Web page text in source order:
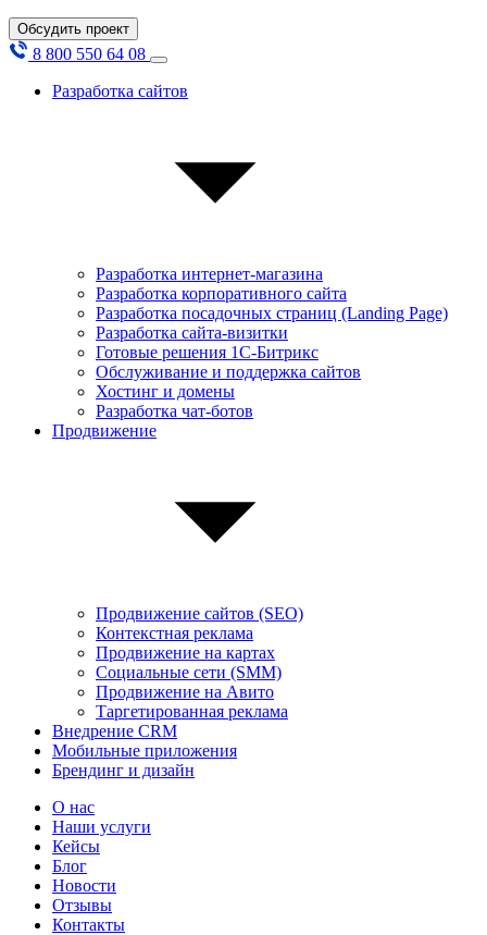
Обсудить проект
8 800 550 64 08
Разработка сайтов
Разработка интернет-магазина
Разработка корпоративного сайта
Разработка посадочных страниц (Landing Page)
Разработка сайта-визитки
Готовые решения 1С-Битрикс
Обслуживание и поддержка сайтов
Хостинг и домены
Разработка чат-ботов
Продвижение
Продвижение сайтов (SEO)
Контекстная реклама
Продвижение на картах
Социальные сети (SMM)
Продвижение на Авито
Таргетированная реклама
Внедрение CRM
Мобильные приложения
Брендинг и дизайн
О нас
Наши услуги
Кейсы
Блог
Новости
Отзывы
Контакты